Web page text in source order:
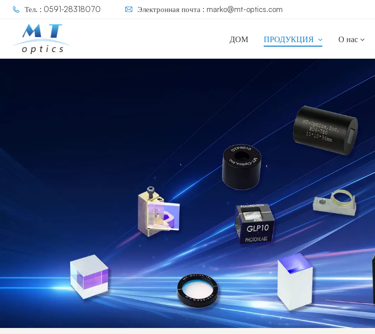
Тел. : 0591-28318070 Электронная почта : marko@mt-optics.com
ДОМ ПРОДУКЦИЯ О нас